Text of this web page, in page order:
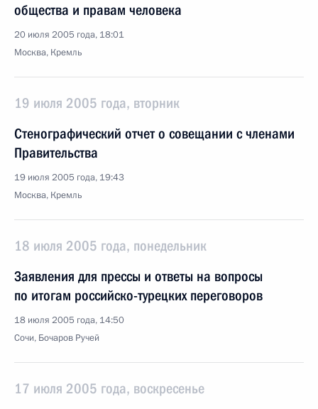
общества и правам человека
20 июля 2005 года, 18:01
Москва, Кремль
19 июля 2005 года, вторник
Стенографический отчет о совещании с членами
Правительства
19 июля 2005 года, 19:43
Москва, Кремль
18 июля 2005 года, понедельник
Заявления для прессы и ответы на вопросы
по итогам российско-турецких переговоров
18 июля 2005 года, 14:50
Сочи, Бочаров Ручей
17 июля 2005 года, воскресенье